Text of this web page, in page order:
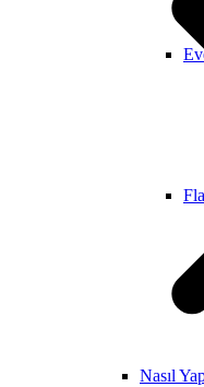
Nasıl